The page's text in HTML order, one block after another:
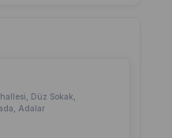
Düz Sokak,
Adalar